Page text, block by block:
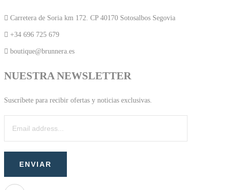
Carretera de Soria km 172. CP 40170 Sotosalbos Segovia
+34 696 725 679
boutique@brunnera.es
NUESTRA NEWSLETTER
Suscríbete para recibir ofertas y noticias exclusivas.